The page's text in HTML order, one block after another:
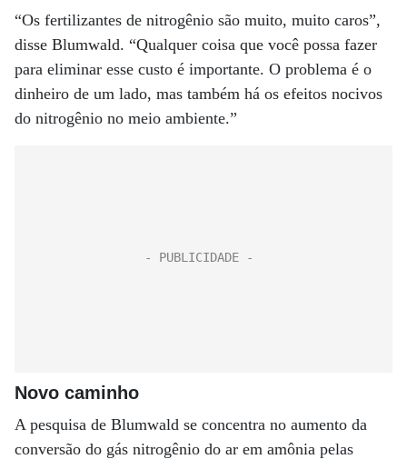
“Os fertilizantes de nitrogênio são muito, muito caros”,
disse Blumwald. “Qualquer coisa que você possa fazer
para eliminar esse custo é importante. O problema é o
dinheiro de um lado, mas também há os efeitos nocivos
do nitrogênio no meio ambiente.”
Novo caminho
A pesquisa de Blumwald se concentra no aumento da
conversão do gás nitrogênio do ar em amônia pelas